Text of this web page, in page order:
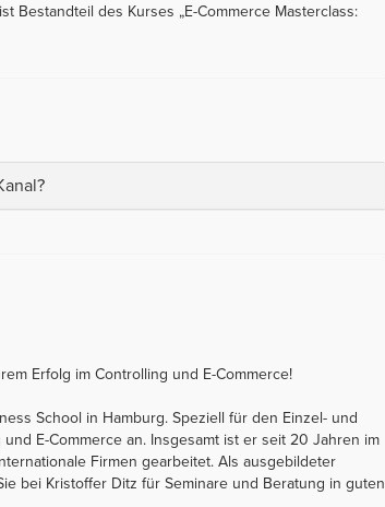
Bestandteil des Kurses „E-Commerce Masterclass:
Erfolg im Controlling und E-Commerce!
School in Hamburg. Speziell für den Einzel- und
E-Commerce an. Insgesamt ist er seit 20 Jahren im
Firmen gearbeitet. Als ausgebildeter
bei Kristoffer Ditz für Seminare und Beratung in guten